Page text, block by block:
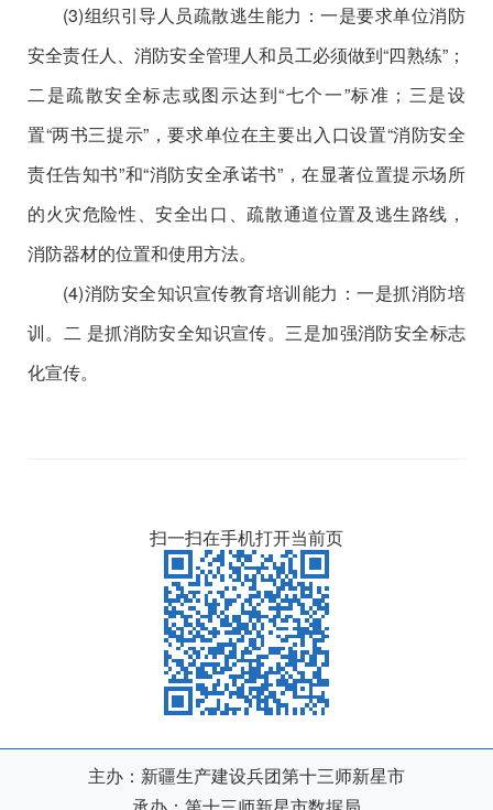
(3)组织引导人员疏散逃生能力：一是要求单位消防
安全责任人、消防安全管理人和员工必须做到“四熟练”；
二是疏散安全标志或图示达到“七个一”标准；三是设
置“两书三提示”，要求单位在主要出入口设置“消防安全
责任告知书”和“消防安全承诺书”，在显著位置提示场所
的火灾危险性、安全出口、疏散通道位置及逃生路线，
消防器材的位置和使用方法。
(4)消防安全知识宣传教育培训能力：一是抓消防培
训。二 是抓消防安全知识宣传。三是加强消防安全标志
化宣传。
扫一扫在手机打开当前页
主办：新疆生产建设兵团第十三师新星市